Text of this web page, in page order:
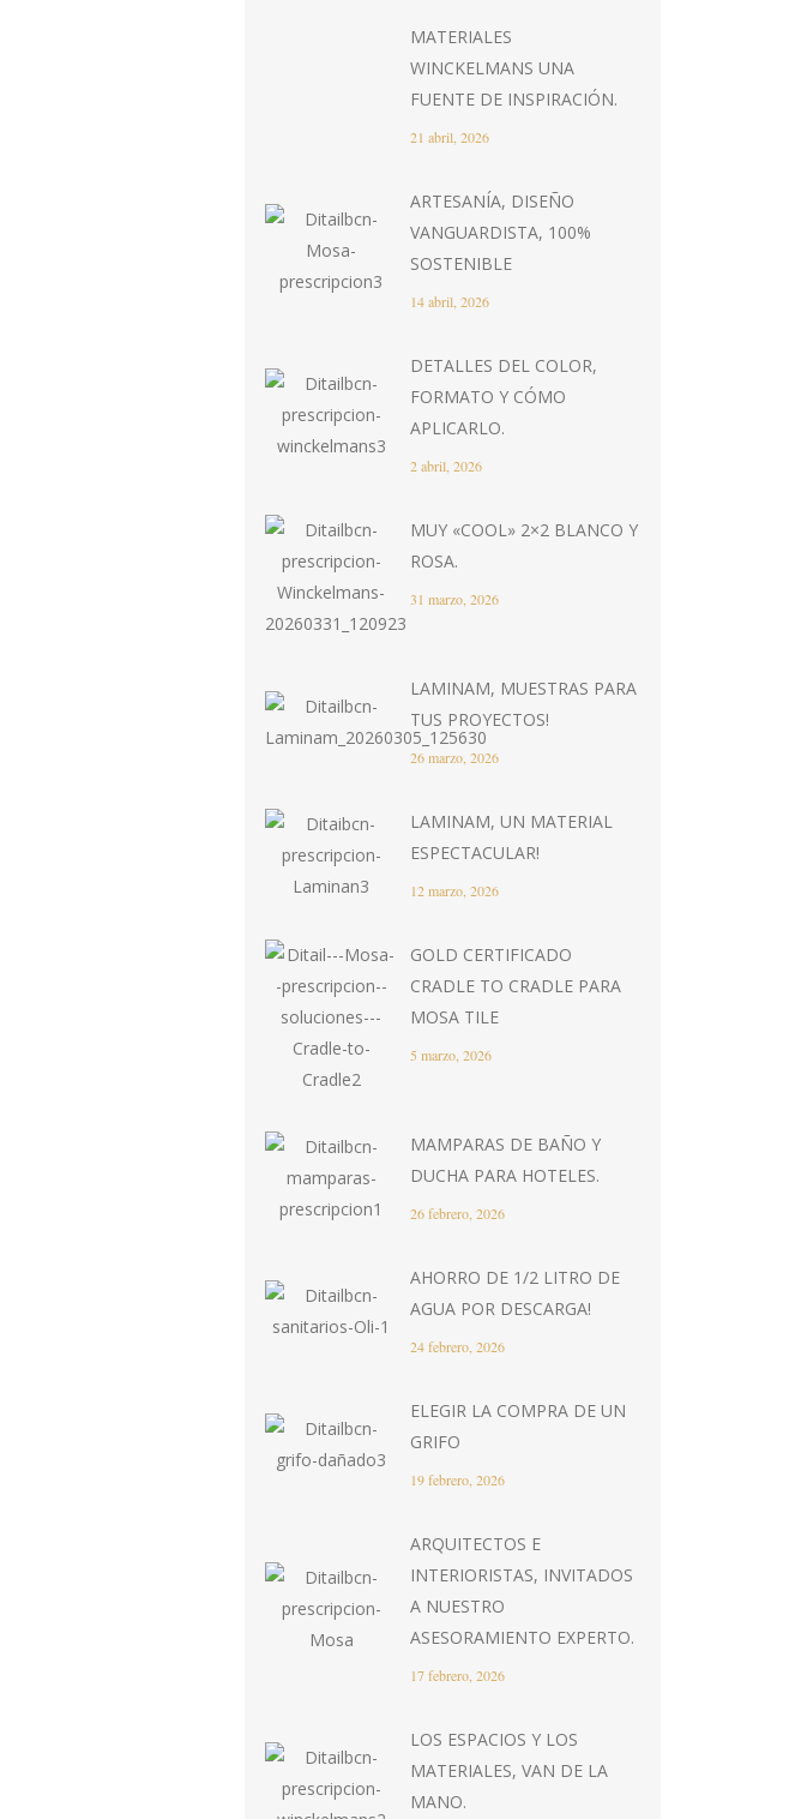
MATERIALES
WINCKELMANS UNA
FUENTE DE INSPIRACIÓN.
21 abril, 2026
ARTESANÍA, DISEÑO
VANGUARDISTA, 100%
SOSTENIBLE
14 abril, 2026
DETALLES DEL COLOR,
FORMATO Y CÓMO
APLICARLO.
2 abril, 2026
MUY «COOL» 2×2 BLANCO Y
ROSA.
31 marzo, 2026
LAMINAM, MUESTRAS PARA
TUS PROYECTOS!
26 marzo, 2026
LAMINAM, UN MATERIAL
ESPECTACULAR!
12 marzo, 2026
GOLD CERTIFICADO
CRADLE TO CRADLE PARA
MOSA TILE
5 marzo, 2026
MAMPARAS DE BAÑO Y
DUCHA PARA HOTELES.
26 febrero, 2026
AHORRO DE 1/2 LITRO DE
AGUA POR DESCARGA!
24 febrero, 2026
ELEGIR LA COMPRA DE UN
GRIFO
19 febrero, 2026
ARQUITECTOS E
INTERIORISTAS, INVITADOS
A NUESTRO
ASESORAMIENTO EXPERTO.
17 febrero, 2026
LOS ESPACIOS Y LOS
MATERIALES, VAN DE LA
MANO.